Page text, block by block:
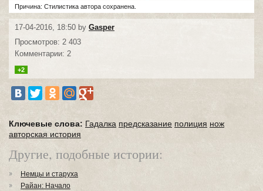
Причина: Стилистика автора сохранена.
17-04-2016, 18:50 by Gasper
Просмотров: 2 403
Комментарии: 2
+2
Ключевые слова: Гадалка предсказание полиция нож
авторская история
Другие, подобные истории:
Немцы и старуха
Райан: Начало